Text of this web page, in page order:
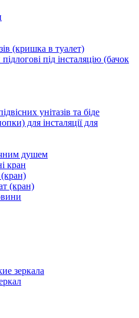
(кришка в туалет)
під інсталяцію (бачок
унітазів та біде
для інсталяції для
душем
кран
(кран)
(кран)
зеркала